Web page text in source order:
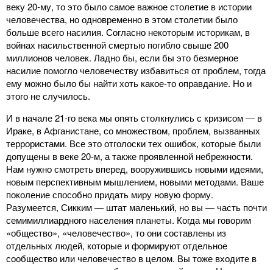
веку 20-му, то это было самое важное столетие в истории
человечества, но одновременно в этом столетии было
больше всего насилия. Согласно некоторым историкам, в
войнах насильственной смертью погибло свыше 200
миллионов человек. Ладно бы, если бы это безмерное
насилие помогло человечеству избавиться от проблем, тогда
ему можно было бы найти хоть какое-то оправдание. Но и
этого не случилось.
И в начале 21-го века мы опять столкнулись с кризисом ― в
Ираке, в Афганистане, со множеством, проблем, вызванных
террористами. Все это отголоски тех ошибок, которые были
допущены в веке 20-м, а также проявленной небрежности.
Нам нужно смотреть вперед, вооружившись новыми идеями,
новым перспективным мышлением, новыми методами. Ваше
поколение способно придать миру новую форму.
Разумеется, Сикким ― штат маленький, но вы ― часть почти
семимиллиардного населения планеты. Когда мы говорим
«общество», «человечество», то они составлены из
отдельных людей, которые и формируют отдельное
сообщество или человечество в целом. Вы тоже входите в